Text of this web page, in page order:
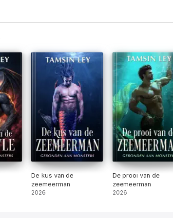
De kus van de
zeemeerman
2026
De prooi van de
zeemeerman
2026